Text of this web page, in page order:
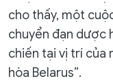
cho thấy, một
chuyển đạn dược
chiến tại vị trí của
hòa Belarus”.